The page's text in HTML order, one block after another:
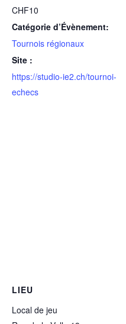
CHF10
Catégorie d’Évènement:
Tournois régionaux
Site :
https://studio-ie2.ch/tournoi-
echecs
LIEU
Local de jeu